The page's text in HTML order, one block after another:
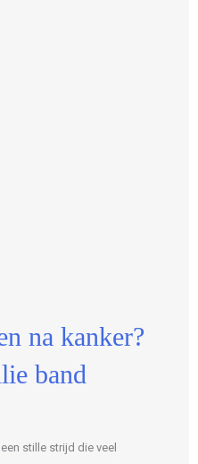
na kanker?
band
stille strijd die veel